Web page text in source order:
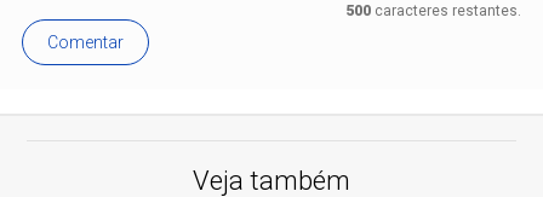
500caracteres restantes.
Comentar
Veja também